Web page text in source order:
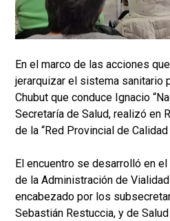
En el marco de las acciones
jerarquizar el sistema sanitario
Chubut que conduce Ignacio
Secretaría de Salud, realizó en
de la “Red Provincial de
El encuentro se desarrolló en
de la Administración de
encabezado por los
Sebastián Restuccia, y de